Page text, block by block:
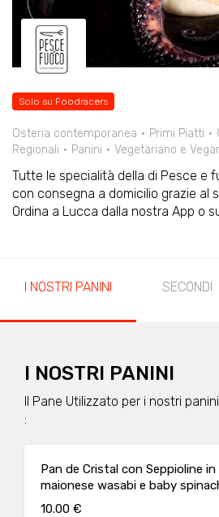
Solo su Foodracers
Osteria contemporanea Primi Piatti
Regionali
Panini Vegetariano e
Tutte le specialità della di Pesce e
con consegna a domicilio grazie al
Ordina a Lucca dalla nostra App o
I NOSTRI PANINI SECONDI
I NOSTRI PANINI
Il Pane Utilizzato per i nostri
:
Pan de Cristal con Seppioline
maionese wasabi e baby
10.00 €